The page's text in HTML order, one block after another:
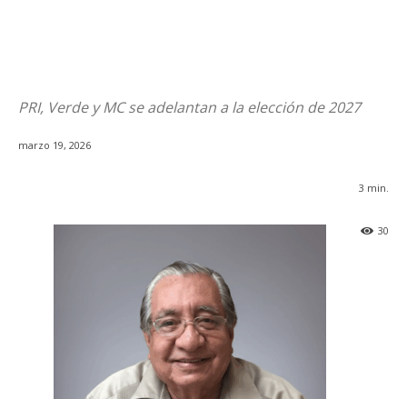
PRI, Verde y MC se adelantan a la elección de 2027
marzo 19, 2026
3 min.
30